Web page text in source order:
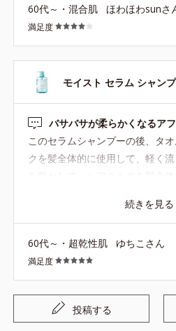
日から薄めて使ってきたんだ。
いんだね。発見！
60代～・混合肌 ほわほわsunさ
満足度
モイスト セラム シャン
バサバサが柔らかくなるア
このセラムシャンプーの後、タ
クを髪全体的に使用して、軽く
む。でもこの方法だと、髪が乾
ない。アフターケアが大事。
続きを見る
60代～・超乾性肌 ゆちこさん
満足度
投稿する